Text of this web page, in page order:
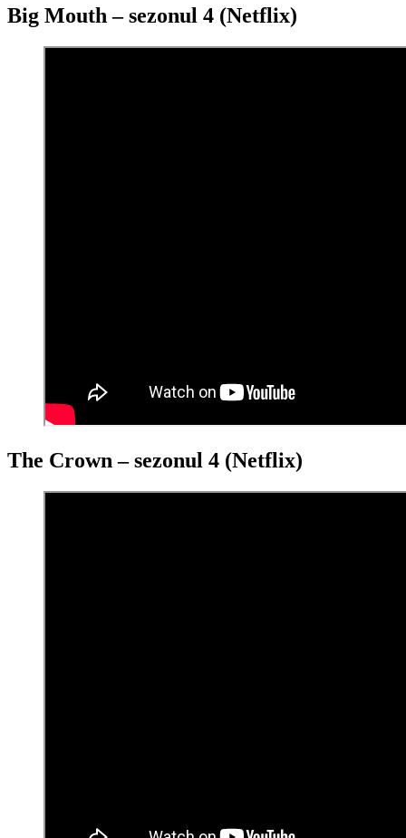
Big Mouth – sezonul 4 (Netflix)
The Crown – sezonul 4 (Netflix)